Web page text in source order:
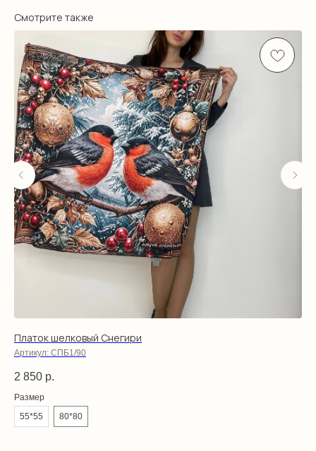
Смотрите также
Платок шелковый Снегири
Артикул: СПБ1/90
2 850 р.
Размер
55*55
80*80